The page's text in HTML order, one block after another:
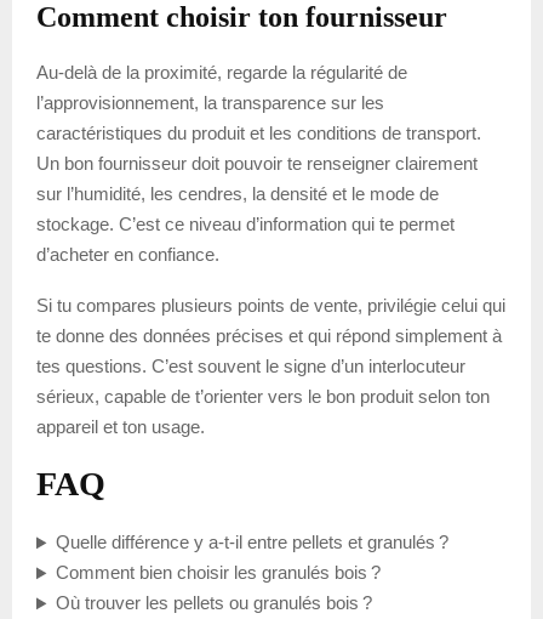
Comment choisir ton fournisseur
Au-delà de la proximité, regarde la régularité de
l’approvisionnement, la transparence sur les
caractéristiques du produit et les conditions de transport.
Un bon fournisseur doit pouvoir te renseigner clairement
sur l’humidité, les cendres, la densité et le mode de
stockage. C’est ce niveau d’information qui te permet
d’acheter en confiance.
Si tu compares plusieurs points de vente, privilégie celui qui
te donne des données précises et qui répond simplement à
tes questions. C’est souvent le signe d’un interlocuteur
sérieux, capable de t’orienter vers le bon produit selon ton
appareil et ton usage.
FAQ
Quelle différence y a-t-il entre pellets et granulés ?
Comment bien choisir les granulés bois ?
Où trouver les pellets ou granulés bois ?